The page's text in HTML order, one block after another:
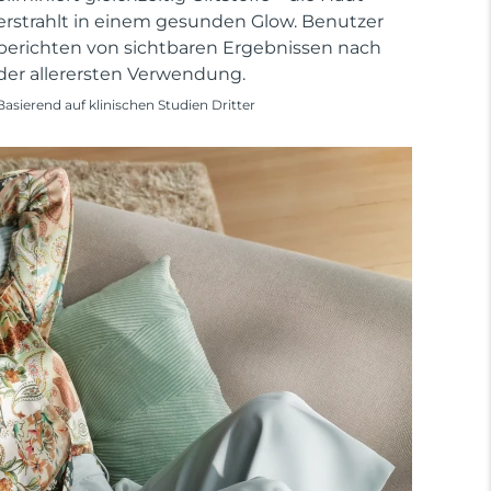
in einem gesunden Glow. Benutzer
von sichtbaren Ergebnissen nach
allerersten Verwendung.
auf klinischen Studien Dritter